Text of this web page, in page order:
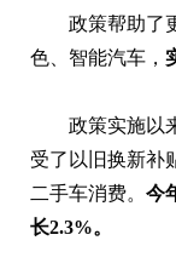
政策帮助了
色、智能汽车，
政策实施以
受了以旧换新补
二手车消费。 今
长2.3%。